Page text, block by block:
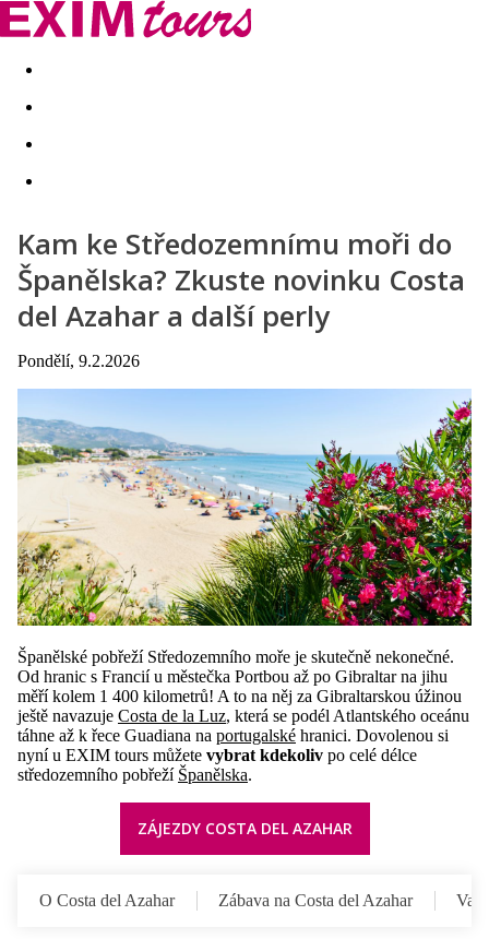
Akční nabídky Last minute
Kam ke Středozemnímu moři do
Španělska? Zkuste novinku Costa
del Azahar a další perly
Pondělí, 9.2.2026
Španělské pobřeží Středozemního moře je skutečně nekonečné.
Od hranic s Francií u městečka Portbou až po Gibraltar na jihu
měří kolem 1 400 kilometrů! A to na něj za Gibraltarskou úžinou
ještě navazuje Costa de la Luz, která se podél Atlantského oceánu
táhne až k řece Guadiana na portugalské hranici. Dovolenou si
nyní u EXIM tours můžete vybrat kdekoliv po celé délce
středozemního pobřeží Španělska.
ZÁJEZDY COSTA DEL AZAHAR
O Costa del Azahar Zábava na Costa del Azahar